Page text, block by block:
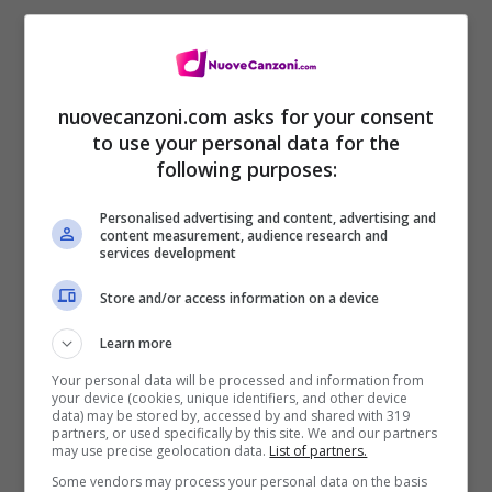
Le superstar Afrojack & Hardwell hanno
sfornato quest’esplosiva track da club, che
potrebbe diventare uno dei primi anthem
del 2016.
Già in testa alla Top 10 di Beatport,
Hollywood, una delle tracce club più
nuovecanzoni.com asks for your consent
to use your personal data for the
following purposes:
Personalised advertising and content, advertising and
content measurement, audience research and
services development
Store and/or access information on a device
Learn more
Your personal data will be processed and information from
your device (cookies, unique identifiers, and other device
data) may be stored by, accessed by and shared with 319
partners, or used specifically by this site. We and our partners
may use precise geolocation data. List of partners.
Some vendors may process your personal data on the basis